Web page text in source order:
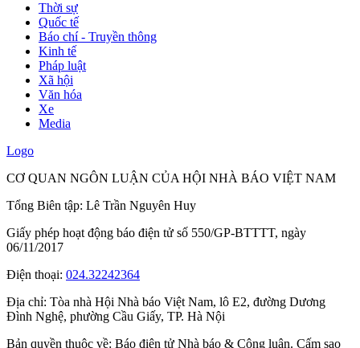
Thời sự
Quốc tế
Báo chí - Truyền thông
Kinh tế
Pháp luật
Xã hội
Văn hóa
Xe
Media
Logo
CƠ QUAN NGÔN LUẬN CỦA HỘI NHÀ BÁO VIỆT NAM
Tổng Biên tập: Lê Trần Nguyên Huy
Giấy phép hoạt động báo điện tử số 550/GP-BTTTT, ngày
06/11/2017
Điện thoại: 024.32242364
Địa chỉ: Tòa nhà Hội Nhà báo Việt Nam, lô E2, đường Dương
Đình Nghệ, phường Cầu Giấy, TP. Hà Nội
Bản quyền thuộc về: Báo điện tử Nhà báo & Công luận. Cấm sao